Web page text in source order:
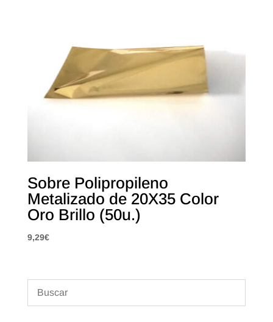
Sobre Polipropileno
Metalizado de 20X35 Color
Oro Brillo (50u.)
9,29€